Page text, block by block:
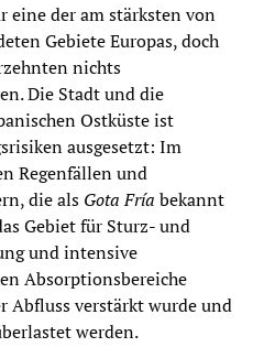
eine der am stärksten von
Gebiete Europas, doch
nichts
Die Stadt und die
Ostküste ist
ausgesetzt: Im
Regenfällen und
die als Gota Fría bekannt
Gebiet für Sturz- und
und intensive
Absorptionsbereiche
Abfluss verstärkt wurde und
werden.